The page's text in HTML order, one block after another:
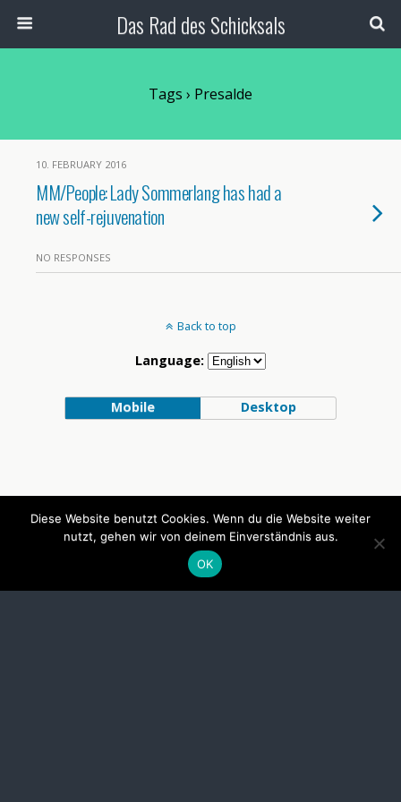
Das Rad des Schicksals
Tags › Presalde
10. FEBRUARY 2016
MM/People: Lady Sommerlang has had a
new self-rejuvenation
NO RESPONSES
Back to top
Language:
Mobile Desktop
Diese Website benutzt Cookies. Wenn du die Website weiter
nutzt, gehen wir von deinem Einverständnis aus.
OK